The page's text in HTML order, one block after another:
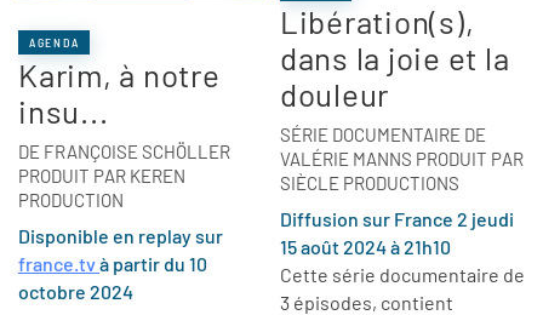
AGENDA
Karim, à notre
insu...
DE FRANÇOISE SCHÖLLER
PRODUIT PAR KEREN
PRODUCTION
Disponible en replay sur
france.tvà partir du 10
octobre 2024
Libération(s),
dans la joie et la
douleur
SÉRIE DOCUMENTAIRE DE
VALÉRIE MANNS PRODUIT PAR
SIÈCLE PRODUCTIONS
Diffusion sur France 2 jeudi
15 août 2024 à 21h10
Cette série documentaire de
3 épisodes, contient